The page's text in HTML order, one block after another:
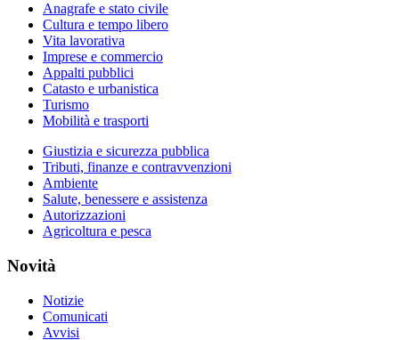
Anagrafe e stato civile
Cultura e tempo libero
Vita lavorativa
Imprese e commercio
Appalti pubblici
Catasto e urbanistica
Turismo
Mobilità e trasporti
Giustizia e sicurezza pubblica
Tributi, finanze e contravvenzioni
Ambiente
Salute, benessere e assistenza
Autorizzazioni
Agricoltura e pesca
Novità
Notizie
Comunicati
Avvisi